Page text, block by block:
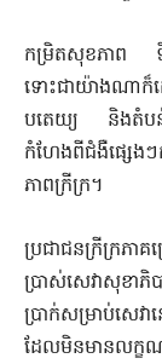
កម្រិតសុខភាព ទី
ទោះជាយ៉ាងណាក៏
បតេយ្យ និងតំបន់លំ
កំហែងពីជំងឺផ្សេង
ភាពក្រីក្រ។
ប្រជាជនក្រីក្រភា
ប្រាស់សេវាសុខា
ប្រាក់សម្រាប់សេវ
ដែលមិនមានលក្ខ